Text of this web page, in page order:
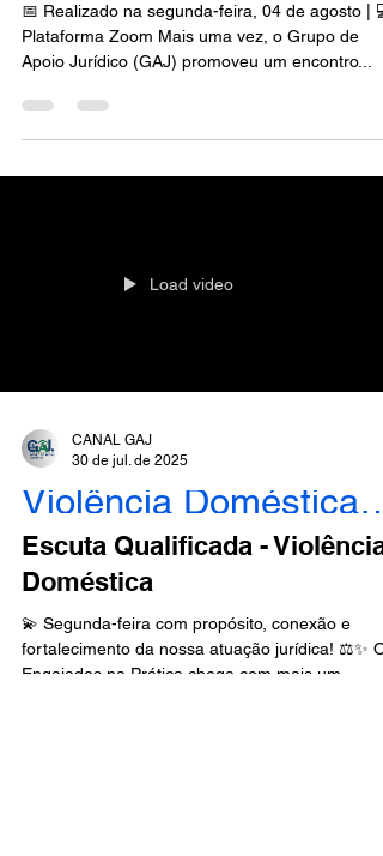
📅 Realizado na segunda-feira, 04 de agosto | 💻
Plataforma Zoom Mais uma vez, o Grupo de
Apoio Jurídico (GAJ) promoveu um encontro...
Load video
CANAL GAJ
30 de jul. de 2025
Violência Doméstica - Engajados
Escuta Qualificada - Violência
Doméstica
💫 Segunda-feira com propósito, conexão e
fortalecimento da nossa atuação jurídica! ⚖️✨ O
Engajados na Prática chega com mais um...